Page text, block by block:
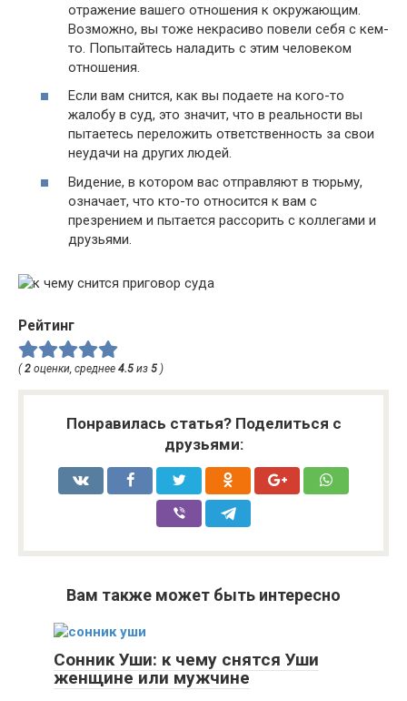
отражение вашего отношения к окружающим.
Возможно, вы тоже некрасиво повели себя с кем-
то. Попытайтесь наладить с этим человеком
отношения.
Если вам снится, как вы подаете на кого-то
жалобу в суд, это значит, что в реальности вы
пытаетесь переложить ответственность за свои
неудачи на других людей.
Видение, в котором вас отправляют в тюрьму,
означает, что кто-то относится к вам с
презрением и пытается рассорить с коллегами и
друзьями.
Рейтинг
(2 оценки, среднее 4.5 из 5 )
Понравилась статья? Поделиться с
друзьями:
Вам также может быть интересно
Сонник Уши: к чему снятся Уши
женщине или мужчине